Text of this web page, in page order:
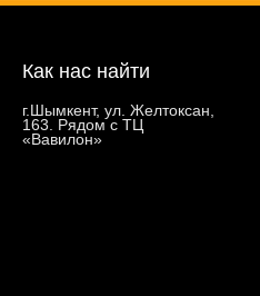
Как нас найти
г.Шымкент, ул. Желтоксан,
163. Рядом с ТЦ
«Вавилон»